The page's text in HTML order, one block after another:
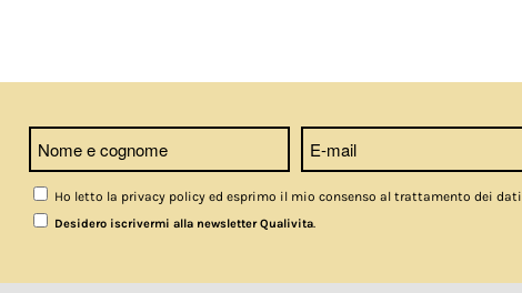
Ho letto la privacy policy ed esprimo il mio consenso al trattamento dei dati
Desidero iscrivermi alla newsletter Qualivita